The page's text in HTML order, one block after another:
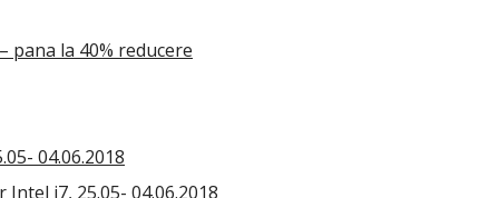
pana la 40% reducere
04.06.2018
i7, 25.05- 04.06.2018